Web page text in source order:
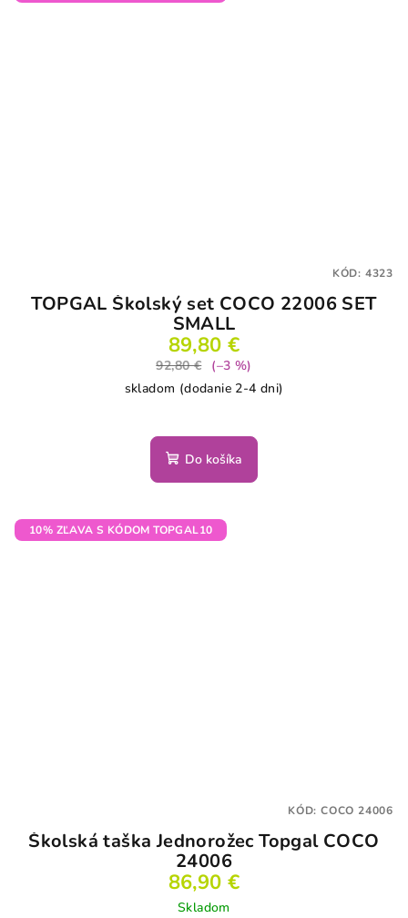
TOPGAL Školský set COCO 22006 SET
SMALL
89,80 €
92,80 €
(–3 %)
skladom (dodanie 2-4 dni)
Do košíka
KÓD: 4323
10% ZĽAVA S KÓDOM TOPGAL10
Školská taška Jednorožec Topgal COCO
24006
86,90 €
Skladom
KÓD: COCO 24006